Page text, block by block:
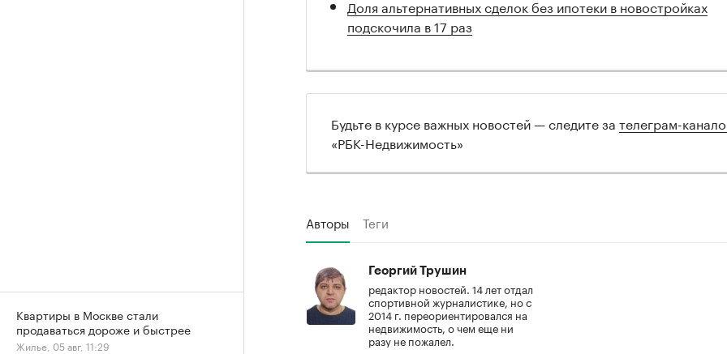
Доля альтернативных сделок без ипотеки в новостройках
подскочила в 17 раз
Будьте в курсе важных новостей — следите за телеграм-
«РБК-Недвижимость»
Авторы Теги
Георгий Трушин
редактор новостей. 14 лет отдал
спортивной журналистике, но с
2014 г. переориентировался на
недвижимость, о чем еще ни
разу не пожалел.
Квартиры в Москве стали
продаваться дороже и быстрее
Жилье, 05 авг, 11:29